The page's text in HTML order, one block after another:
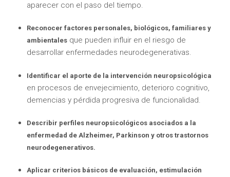
aparecer con el paso del tiempo.
Reconocer factores personales, biológicos, familiares y
ambientales que pueden influir en el riesgo de
desarrollar enfermedades neurodegenerativas.
Identificar el aporte de la intervención neuropsicológica
en procesos de envejecimiento, deterioro cognitivo,
demencias y pérdida progresiva de funcionalidad.
Describir perfiles neuropsicológicos asociados a la
enfermedad de Alzheimer, Parkinson y otros trastornos
neurodegenerativos.
Aplicar criterios básicos de evaluación, estimulación